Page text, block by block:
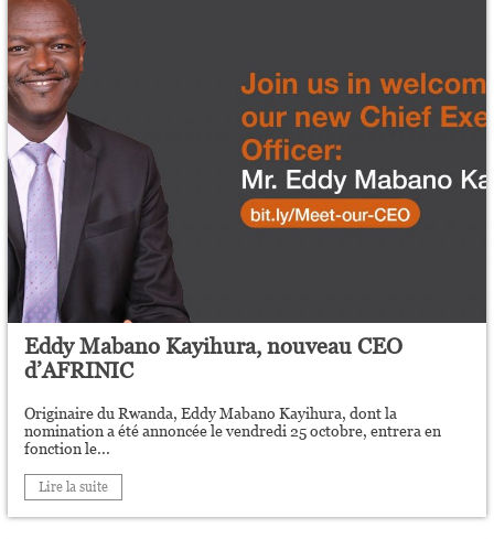
Eddy Mabano Kayihura, nouveau CEO
d’AFRINIC
Originaire du Rwanda, Eddy Mabano Kayihura, dont la
nomination a été annoncée le vendredi 25 octobre, entrera en
fonction le...
Lire la suite